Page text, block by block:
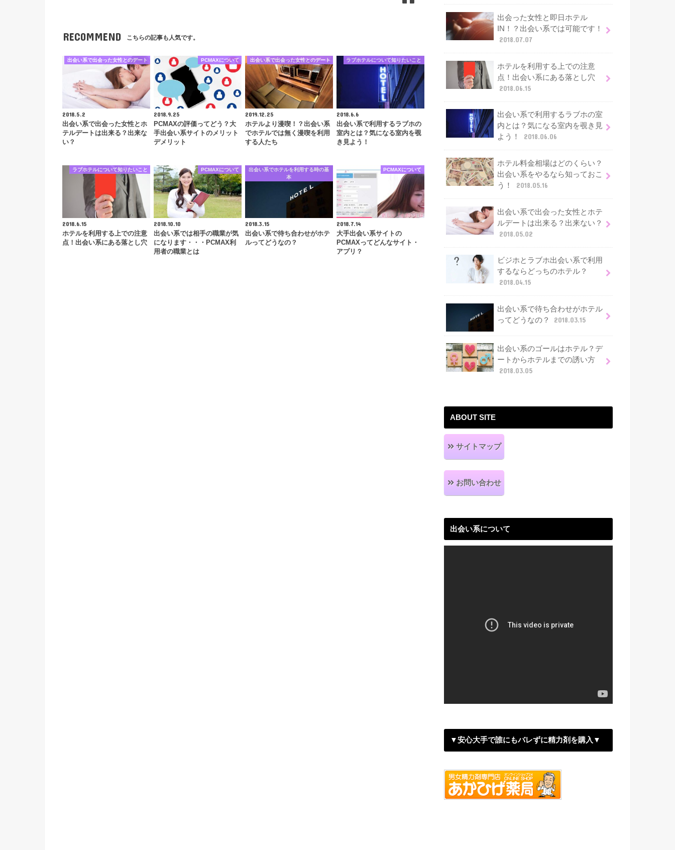
RECOMMEND こちらの記事も人気です。
出会い系で出会った女性とのデート
2018.5.2
出会い系で出会った女性とホ
テルデートは出来る？出来な
い？
PCMAXについて
2018.9.25
PCMAXの評価ってどう？大
手出会い系サイトのメリット
デメリット
出会い系で出会った女性とのデート
2019.12.25
ホテルより漫喫！？出会い系
でホテルでは無く漫喫を利用
する人たち
ラブホテルについて知りたいこと
2018.6.6
出会い系で利用するラブホの
室内とは？気になる室内を覗
き見よう！
ラブホテルについて知りたいこと
2018.6.15
ホテルを利用する上での注意
点！出会い系にある落とし穴
PCMAXについて
2018.10.10
出会い系では相手の職業が気
になります・・・PCMAX利
用者の職業とは
出会い系でホテルを利用する時の基
本
2018.3.15
出会い系で待ち合わせがホテ
ルってどうなの？
PCMAXについて
2018.7.14
大手出会い系サイトの
PCMAXってどんなサイト・
アプリ？
出会った女性と即日ホテル
IN！？出会い系では可能です！
2018.07.07
ホテルを利用する上での注意
点！出会い系にある落とし穴
2018.06.15
出会い系で利用するラブホの室
内とは？気になる室内を覗き見
よう！
2018.06.06
ホテル料金相場はどのくらい？
出会い系をやるなら知っておこ
う！
2018.05.16
出会い系で出会った女性とホテ
ルデートは出来る？出来ない？
2018.05.02
ビジホとラブホ出会い系で利用
するならどっちのホテル？
2018.04.15
出会い系で待ち合わせがホテル
ってどうなの？
2018.03.15
出会い系のゴールはホテル？デ
ートからホテルまでの誘い方
2018.03.05
ABOUT SITE
サイトマップ
お問い合わせ
出会い系について
▼安心大手で誰にもバレずに精力剤を購入▼